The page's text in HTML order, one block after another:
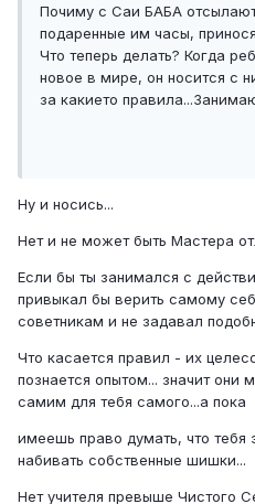
Почиму с Саи БАБА
подаренные им часы,
Что теперь делать? Когда
новое в мире, он носится с
за какието
Ну и носись...
Нет и не может быть Мастера
Если бы ты занимался с
привыкал бы верить самому
советникам и не задавал
Что касается правил - их
познается опытом... значит они
самим для тебя самого...а пока
имеешь право думать, что тебя
набивать собственные шишки...
Нет учителя превыше Чистого